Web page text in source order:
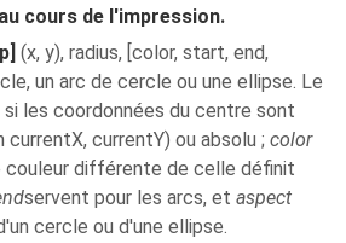
cours de l'impression.
(x, y), radius, [color, start, end,
un arc de cercle ou une ellipse. Le
les coordonnées du centre sont
currentY) ou absolu ; color
couleur différente de celle définit
servent pour les arcs, et aspect
cercle ou d'une ellipse.